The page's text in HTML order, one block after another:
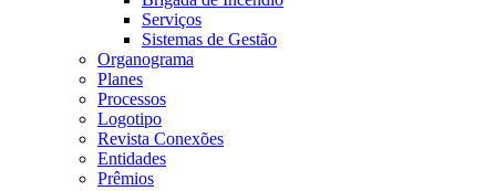
Serviços
Sistemas de Gestão
Organograma
Planes
Processos
Logotipo
Revista Conexões
Entidades
Prêmios